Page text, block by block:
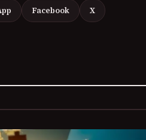
Facebook X